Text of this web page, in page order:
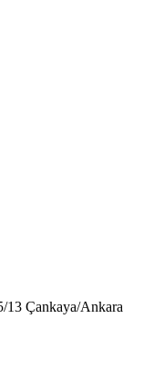
13 Çankaya/Ankara